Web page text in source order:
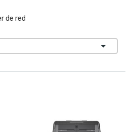
de red
